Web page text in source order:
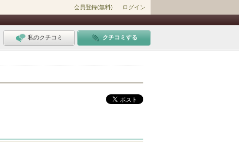
会員登録(無料) ログイン
私のクチコミ クチコミする